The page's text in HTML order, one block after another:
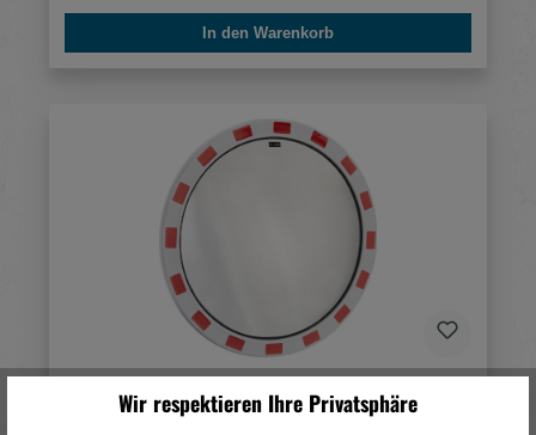
In den Warenkorb
Außen Inox-Spiegelfläche
Wir respektieren Ihre Privatsphäre